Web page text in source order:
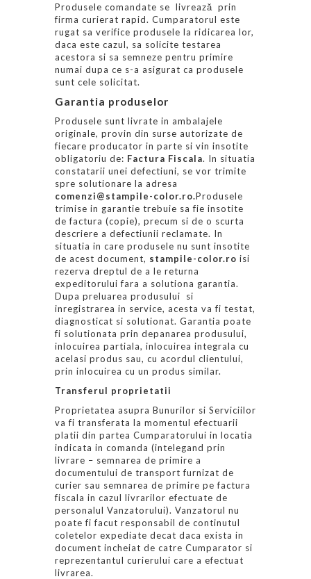
Produsele comandate se livrează prin
firma curierat rapid. Cumparatorul este
rugat sa verifice produsele la ridicarea lor,
daca este cazul, sa solicite testarea
acestora si sa semneze pentru primire
numai dupa ce s-a asigurat ca produsele
sunt cele solicitat.
Garantia produselor
Produsele sunt livrate in ambalajele
originale, provin din surse autorizate de
fiecare producator in parte si vin insotite
obligatoriu de: Factura Fiscala. In situatia
constatarii unei defectiuni, se vor trimite
spre solutionare la adresa
comenzi@stampile-color.ro.Produsele
trimise in garantie trebuie sa fie insotite
de factura (copie), precum si de o scurta
descriere a defectiunii reclamate. In
situatia in care produsele nu sunt insotite
de acest document, stampile-color.ro isi
rezerva dreptul de a le returna
expeditorului fara a solutiona garantia.
Dupa preluarea produsului si
inregistrarea in service, acesta va fi testat,
diagnosticat si solutionat. Garantia poate
fi solutionata prin depanarea produsului,
inlocuirea partiala, inlocuirea integrala cu
acelasi produs sau, cu acordul clientului,
prin inlocuirea cu un produs similar.
Transferul proprietatii
Proprietatea asupra Bunurilor si Serviciilor
va fi transferata la momentul efectuarii
platii din partea Cumparatorului in locatia
indicata in comanda (intelegand prin
livrare – semnarea de primire a
documentului de transport furnizat de
curier sau semnarea de primire pe factura
fiscala in cazul livrarilor efectuate de
personalul Vanzatorului). Vanzatorul nu
poate fi facut responsabil de continutul
coletelor expediate decat daca exista in
document incheiat de catre Cumparator si
reprezentantul curierului care a efectuat
livrarea.